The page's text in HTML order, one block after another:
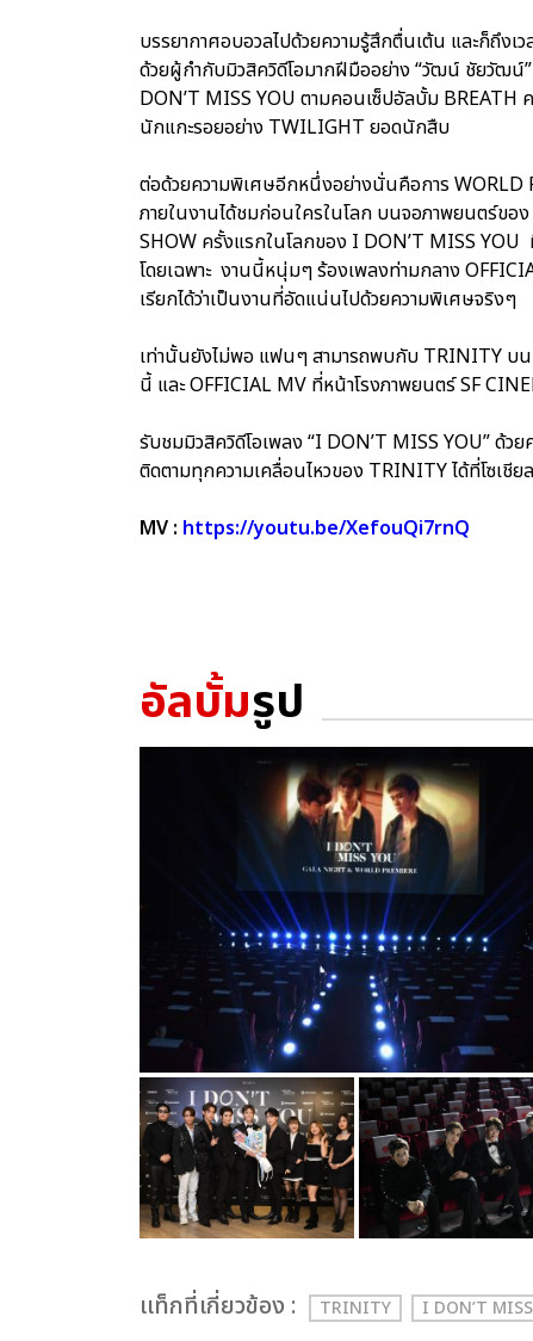
บรรยากาศอบอวลไปด้วยความรู้สึกตื่นเต้น และก็ถึงเ
ด้วยผู้กำกับมิวสิควิดีโอมากฝีมืออย่าง “วัฒน์ ชัยวัฒน์
DON’T MISS YOU ตามคอนเซ็ปอัลบั้ม BREATH
นักแกะรอยอย่าง TWILIGHT ยอดนักสืบ
ต่อด้วยความพิเศษอีกหนึ่งอย่างนั่นคือการ WORLD
ภายในงานได้ชมก่อนใครในโลก บนจอภาพยนตร์ขอ
SHOW ครั้งแรกในโลกของ I DON’T MISS
โดยเฉพาะ งานนี้หนุ่มๆ ร้องเพลงท่ามกลาง
เรียกได้ว่าเป็นงานที่อัดแน่นไปด้วยความพิเศษจริงๆ
เท่านั้นยังไม่พอ แฟนๆ สามารถพบกับ TRINITY บ
นี้ และ OFFICIAL MV ที่หน้าโรงภาพยนตร์ SF
รับชมมิวสิควิดีโอเพลง “I DON’T MISS YOU” ด้
ติดตามทุกความเคลื่อนไหวของ TRINITY ได้ที่โซเชี
MV : https://youtu.be/XefouQi7rnQ
อัลบั้มรูป
เเท็กที่เกี่ยวข้อง : TRINITY I DON’T